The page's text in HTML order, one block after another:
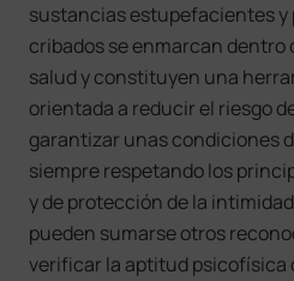
sustancias estupefacientes y
cribados se enmarcan dentro
salud y constituyen una
orientada a reducir el riesgo
garantizar unas condiciones
siempre respetando los
y de protección de la
pueden sumarse otros
verificar la aptitud psicofísica